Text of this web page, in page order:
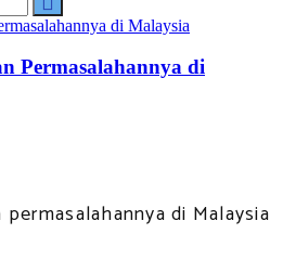
Permasalahannya di
di Malaysia